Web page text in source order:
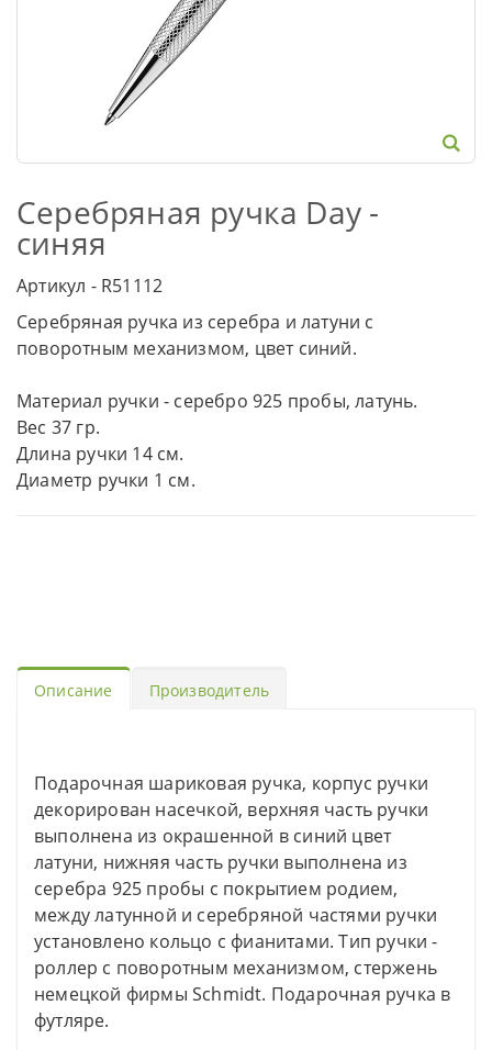
Серебряная ручка Day -
синяя
Артикул - R51112
Серебряная ручка из серебра и латуни с
поворотным механизмом, цвет синий.
Материал ручки - серебро 925 пробы, латунь.
Вес 37 гр.
Длина ручки 14 см.
Диаметр ручки 1 см.
Описание Производитель
Подарочная шариковая ручка, корпус ручки
декорирован насечкой, верхняя часть ручки
выполнена из окрашенной в синий цвет
латуни, нижняя часть ручки выполнена из
серебра 925 пробы с покрытием родием,
между латунной и серебряной частями ручки
установлено кольцо с фианитами. Тип ручки -
роллер с поворотным механизмом, стержень
немецкой фирмы Schmidt. Подарочная ручка в
футляре.